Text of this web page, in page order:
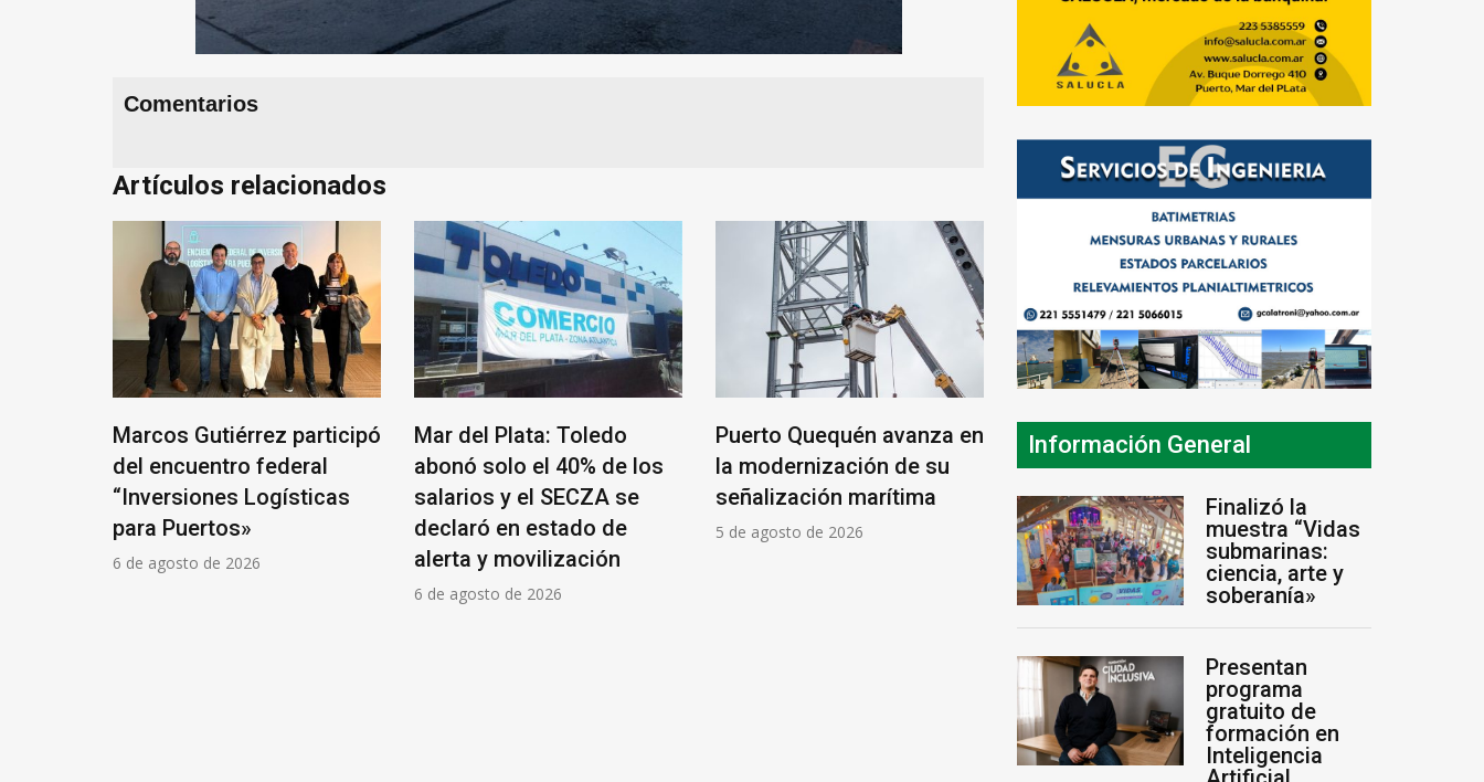
Comentarios
Artículos relacionados
participó
federal
Logísticas
Mar del Plata: Toledo
abonó solo el 40% de los
salarios y el SECZA se
declaró en estado de
alerta y movilización
Puerto Quequén avanza en
la modernización de su
señalización marítima
5 de agosto de 2026
El Gobierno acordó con
los prácticos una rebaja y
se levantó el paro
4 de agosto de 2026
Aldosivi no pudo
sostenerlo en Arroyito
7 de agosto de 2026
Información General
Finalizó la
muestra “Vidas
submarinas:
ciencia, arte y
soberanía»
Presentan
programa
gratuito de
formación en
Inteligencia